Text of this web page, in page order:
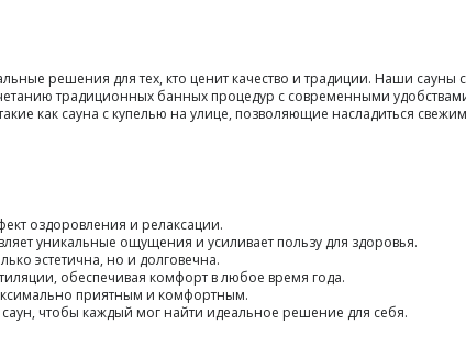
решения для тех, кто ценит качество и традиции. Наши сауны
традиционных банных процедур с современными
как сауна с купелью на улице, позволяющие насладиться
оздоровления и релаксации.
уникальные ощущения и усиливает пользу для здоровья.
эстетична, но и долговечна.
обеспечивая комфорт в любое время года.
приятным и комфортным.
чтобы каждый мог найти идеальное решение для себя.